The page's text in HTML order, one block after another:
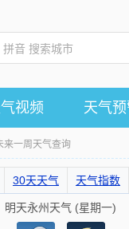
视频 天气
来一周天气查询
30天天气 天气指数
明天永州天气 (星期一)